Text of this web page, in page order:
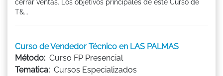
cerrar ventas. Los objetivos principales de este Curso de
T&...
Curso de Vendedor Técnico en LAS PALMAS
Método: Curso FP Presencial
Tematica: Cursos Especializados